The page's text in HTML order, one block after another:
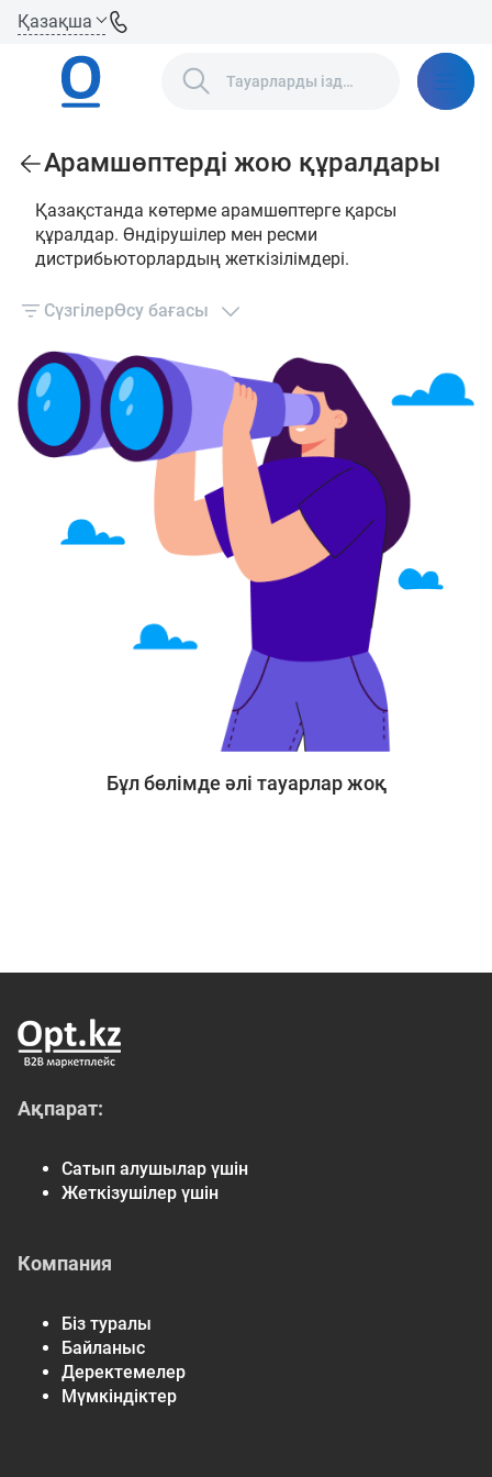
Қазақша
Арамшөптерді жою құралдары
Қазақстанда көтерме арамшөптерге қарсы
құралдар. Өндірушілер мен ресми
дистрибьюторлардың жеткізілімдері.
СүзгілерӨсу бағасы
Бұл бөлімде әлі тауарлар жоқ
Ақпарат:
Сатып алушылар үшін
Жеткізушілер үшін
Компания
Біз туралы
Байланыс
Деректемелер
Мүмкіндіктер